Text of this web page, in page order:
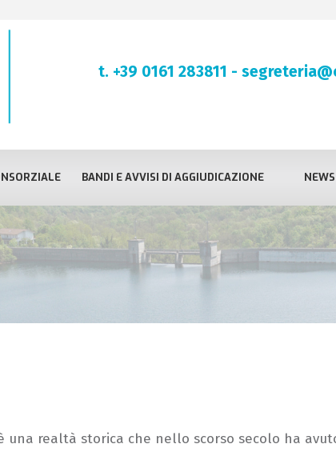
t. +39 0161 283811 -
BANDI E AVVISI DI AGGIUDICAZIONE NEWS
una realtà storica che nello scorso secolo ha